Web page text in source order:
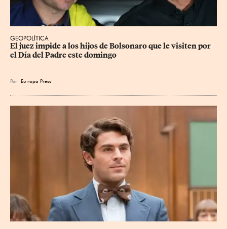
GEOPOLÍTICA
El juez impide a los hijos de Bolsonaro que le visiten por
el Día del Padre este domingo
Por Eu ropa Press